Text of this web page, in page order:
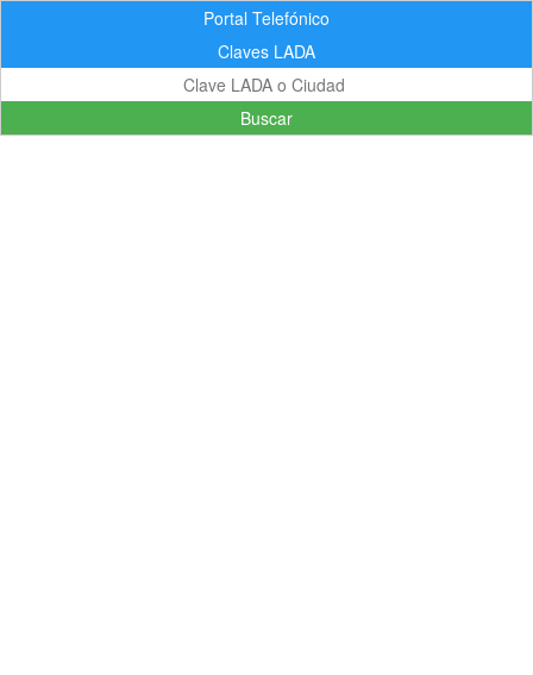
Portal Telefónico
Claves LADA
Buscar